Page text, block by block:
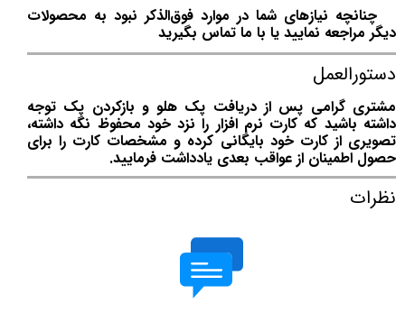
چنانچه نیازهای شما در موارد فوق‌الذکر نبود به محصولات
دیگر مراجعه نمایید یا با ما تماس بگیرید
دستورالعمل
مشتری گرامی پس از دریافت پک هلو و بازکردن پک توجه
داشته باشید که کارت نرم افزار را نزد خود محفوظ نگه داشته،
تصویری از کارت خود بایگانی کرده و مشخصات کارت را برای
حصول اطمینان از عواقب بعدی یادداشت فرمایید.
نظرات